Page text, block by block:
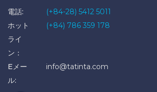
電話:
(+84-28) 5412 5011
ホット
ライ
ン：
(+84) 786 359 178
Eメー
ル:
info@tatinta.com